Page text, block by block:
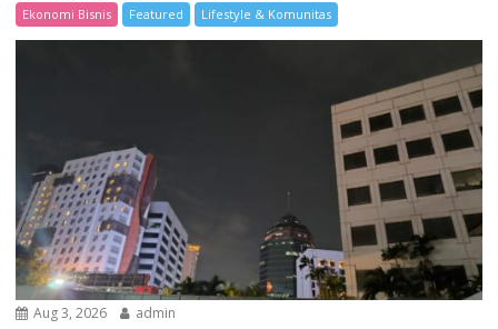
Ekonomi Bisnis Featured Lifestyle & Komunitas
Aug 3, 2026 admin